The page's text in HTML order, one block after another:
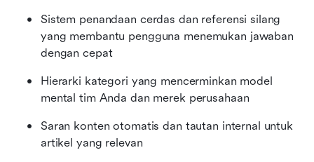
Sistem penandaan cerdas dan referensi silang
yang membantu pengguna menemukan jawaban
dengan cepat
Hierarki kategori yang mencerminkan model
mental tim Anda dan merek perusahaan
Saran konten otomatis dan tautan internal untuk
artikel yang relevan